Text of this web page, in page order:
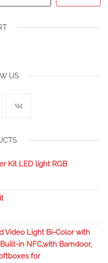
US
Kit LED light RGB
Video Light Bi-Color with
in NFC,with Barndoor,
for